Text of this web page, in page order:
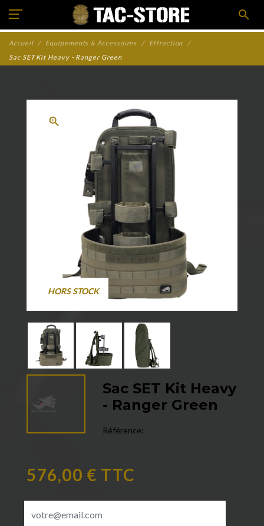
search
Accueil Equipements & Accessoires
Effraction
Sac SET Kit Heavy - Ranger Green
zoom_in
HORS STOCK
Sac SET Kit Heavy
- Ranger Green
Référence:
576,00 € TTC